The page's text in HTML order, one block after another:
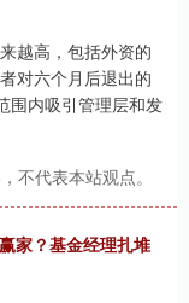
越高，包括外资的
对六个月后退出的
围内吸引管理层和发
不代表本站观点。
家？基金经理扎堆